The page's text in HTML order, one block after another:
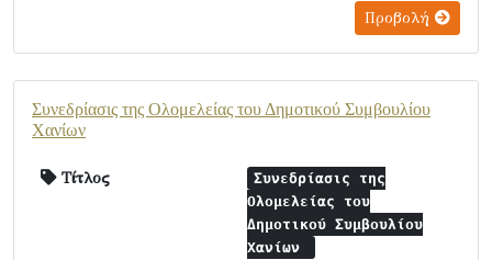
Προβολή
Συνεδρίασις της Ολομελείας του Δημοτικού Συμβουλίου
Χανίων
Τίτλος
Συνεδρίασις της
Ολομελείας του
Δημοτικού Συμβουλίου
Χανίων